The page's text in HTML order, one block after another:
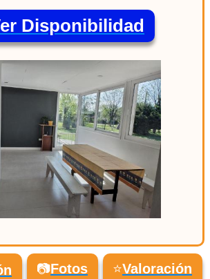
Disponibilidad
📷Fotos ⭐Valoración